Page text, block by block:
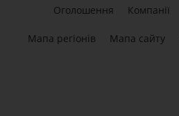
Оголошення Компанії
Мапа регіонів Мапа сайту